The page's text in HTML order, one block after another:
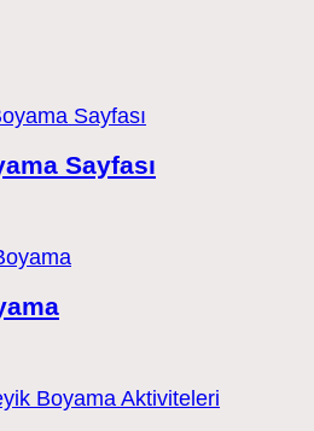
Sayfası